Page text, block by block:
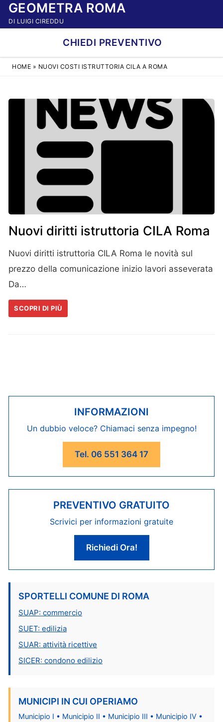
VaiGEOMETRA ROMA
DI LUIGI CIREDDU
CHIEDI PREVENTIVO
HOME » NUOVI COSTI ISTRUTTORIA CILA A ROMA
Nuovi diritti istruttoria CILA Roma
Nuovi diritti istruttoria CILA Roma le novità sul
prezzo della comunicazione inizio lavori asseverata
Da…
SCOPRI DI PIÙ
INFORMAZIONI
Un dubbio veloce? Chiamaci senza impegno!
Tel. 06 551 364 17
PREVENTIVO GRATUITO
Scrivici per informazioni gratuite
Richiedi Ora!
SPORTELLI COMUNE DI ROMA
SUAP: commercio
SUET: edilizia
SUAR: attività ricettive
SICER: condono edilizio
MUNICIPI IN CUI OPERIAMO
Municipio I • Municipio II • Municipio III • Municipio IV •